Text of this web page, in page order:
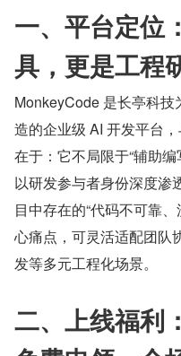
一、平台定位
具，更是工程
MonkeyCode 是长亭科
造的企业级 AI 开发平台
在于：它不局限于“辅助
以研发参与者身份深度渗
目中存在的“代码不可靠
心痛点，可灵活适配团队
发等多元工程化场景。
二、上线福利